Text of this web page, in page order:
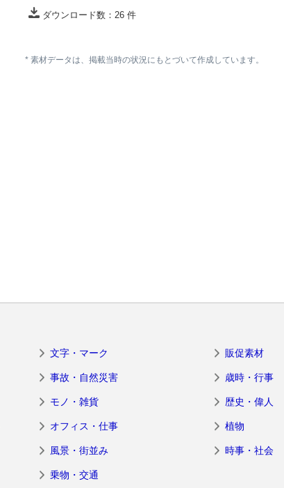
ダウンロード数： 26 件
* 素材データは、掲載当時の状況にもとづいて作成しています。
文字・マーク 販促素材
事故・自然災害 歳時・行事
モノ・雑貨 歴史・偉人
オフィス・仕事 植物
風景・街並み 時事・社会
乗物・交通